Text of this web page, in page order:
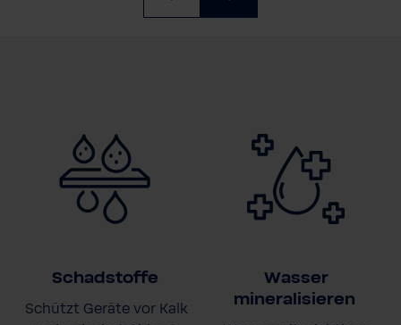
Schadstoffe
Schützt Geräte vor Kalk
Wasser
mineralisieren